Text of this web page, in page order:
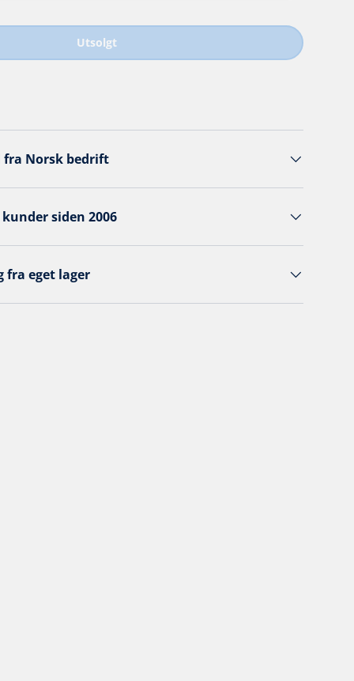
Utsolgt
fra Norsk bedrift
kunder siden 2006
fra eget lager